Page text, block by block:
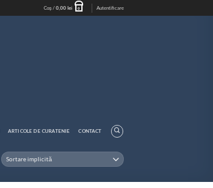
Coș / 0,00 lei 0 Autentificare
ARTICOLE DE CURATENIE CONTACT